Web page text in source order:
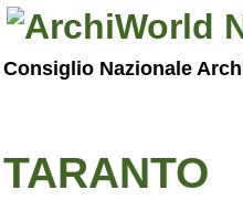
Consiglio Nazionale
TARANTO